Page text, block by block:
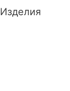
Изделия